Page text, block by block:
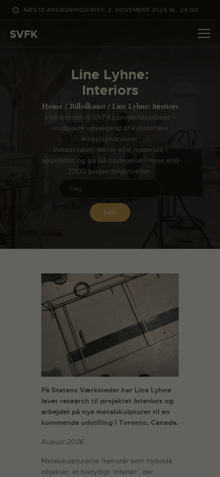
NÆSTE ANSØGNINGSFRIST: 2. NOVEMBER 2026 KL. 24:00
SVFK
Line Lyhne:
Interiors
Home Billedkunst Line Lyhne: Interiors
Velkommen til SVFKs projektdatabase –
en direkte udveksling af kunsteriske
arbejdsprocesser.
Indtast navn, teknik eller materiale i
søgefeltet og gå på opdagelse i mere end
2000 projektbeskrivelser.
DET SKER
PROJEKTER
ANSØG
OM SVFK
ENGLISH
På Statens Værksteder har Line Lyhne
lavet research til projektet Interiors og
arbejdet på nye metalskulpturer til en
kommende udstilling i Toronto, Canada.
August 2026
Metalskulpturerne fremstår som Hybride
objekter; et tvetydigt ’interiør’, der